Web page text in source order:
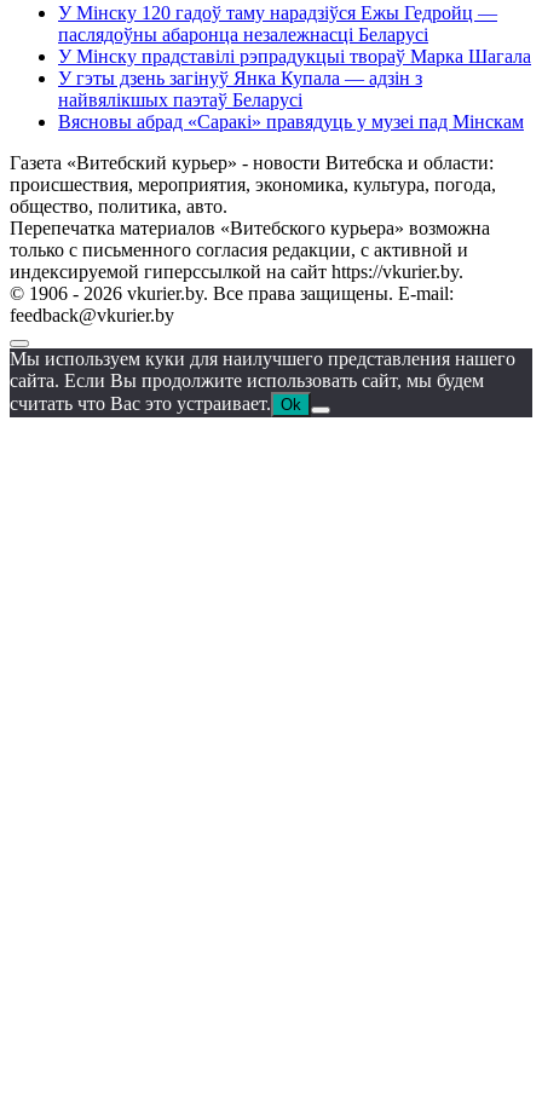
У Мінску 120 гадоў таму нарадзіўся Ежы Гедройц —
паслядоўны абаронца незалежнасці Беларусі
У Мінску прадставілі рэпрадукцыі твораў Марка Шагала
У гэты дзень загінуў Янка Купала — адзін з
найвялікшых паэтаў Беларусі
Вясновы абрад «Саракі» правядуць у музеі пад Мінскам
Газета «Витебский курьер» - новости Витебска и области:
происшествия, мероприятия, экономика, культура, погода,
общество, политика, авто.
Перепечатка материалов «Витебского курьера» возможна
только с письменного согласия редакции, с активной и
индексируемой гиперссылкой на сайт https://vkurier.by.
© 1906 - 2026 vkurier.by. Все права защищены. E-mail:
feedback@vkurier.by
Мы используем куки для наилучшего представления нашего
сайта. Если Вы продолжите использовать сайт, мы будем
считать что Вас это устраивает. Ok